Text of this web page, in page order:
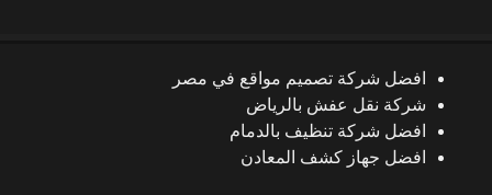
افضل شركة تصميم مواقع في مصر
شركة نقل عفش بالرياض
افضل شركة تنظيف بالدمام
افضل جهاز كشف المعادن